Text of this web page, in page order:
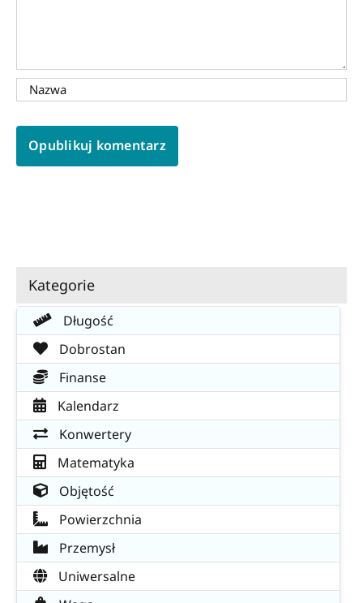
Kategorie
Długość
Dobrostan
Finanse
Kalendarz
Konwertery
Matematyka
Objętość
Powierzchnia
Przemysł
Uniwersalne